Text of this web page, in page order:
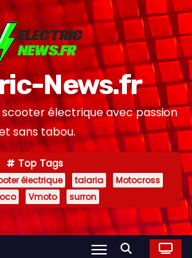
News.fr
électrique avec passion
sans tabou.
Top Tags
électrique talaria
Motocross
Vmoto surron